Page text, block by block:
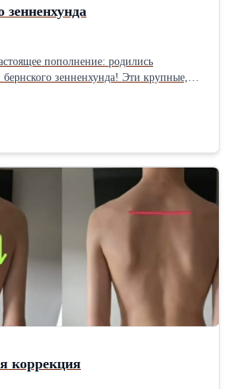
пополнение: родились
зенненхунда! Эти крупные,
собаки станут верными
членами вашей семьи. Бернский
с богатой историей и замечательным
уравновешенным темпераментом,
любовью к своим хозяевам. Щенки
полны энергии и любопытства, но при
и послушны. Наши щенки растут в
необходимое внимание и
здоровы и готовы к переезду в
имеет полный пакет документов,
паспорт с отметками о
коррекция